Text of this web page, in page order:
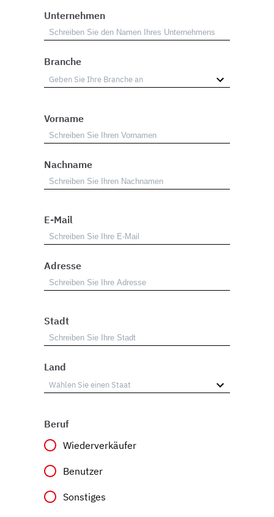
Unternehmen
Branche
Vorname
Nachname
E-Mail
Adresse
Stadt
Land
Beruf
Wiederverkäufer
Benutzer
Sonstiges